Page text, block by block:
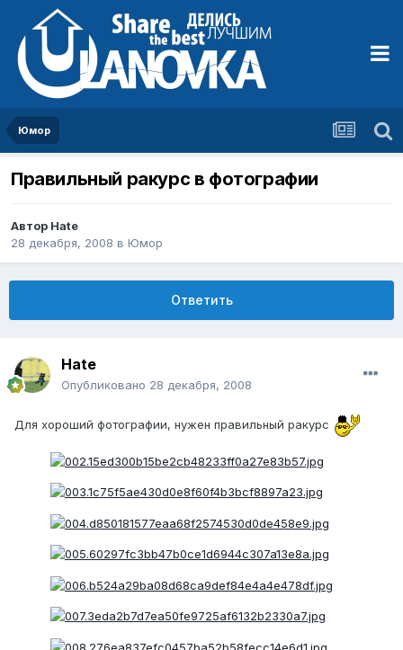
Юмор
Правильный ракурс в фотографии
Автор Hate
28 декабря, 2008 в Юмор
Ответить
Hate
Опубликовано 28 декабря, 2008
Для хороший фотографии, нужен правильный ракурс